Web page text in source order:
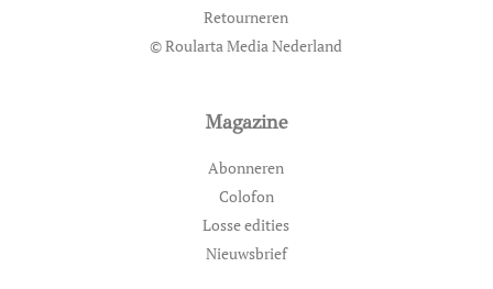
Retourneren
© Roularta Media Nederland
Magazine
Abonneren
Colofon
Losse edities
Nieuwsbrief